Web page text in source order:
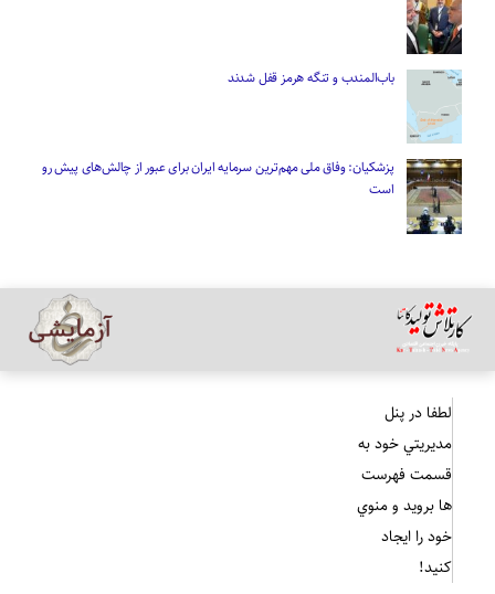
باب‌المندب و تنگه هرمز قفل شدند
پزشکیان: وفاق ملی مهم‌ترین سرمایه ایران برای عبور از چالش‌های پیش رو
است
لطفا در پنل
مديريتي خود به
قسمت فهرست
ها برويد و منوي
خود را ايجاد
كنيد!